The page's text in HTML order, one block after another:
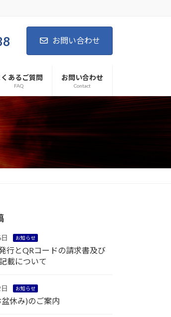
お問い合わせ
あるご質問
FAQ
お問い合わせ
Contact
お知らせ
行とQRコードの請求書及び
載について
お知らせ
休み)のご案内